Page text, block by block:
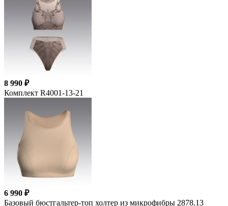
8 990 ₽
Комплект R4001-13-21
6 990 ₽
Базовый бюстгальтер-топ холтер из микрофибры 2878.13